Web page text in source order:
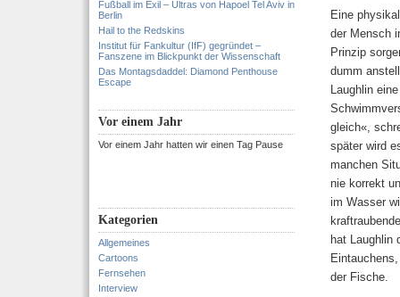
Fußball im Exil – Ultras von Hapoel Tel Aviv in
Berlin
Hail to the Redskins
Institut für Fankultur (IfF) gegründet –
Fanszene im Blickpunkt der Wissenschaft
Das Montagsdaddel: Diamond Penthouse
Escape
Vor einem Jahr
Vor einem Jahr hatten wir einen Tag Pause
Kategorien
Allgemeines
Cartoons
Fernsehen
Interview
Eine
der Mensch
Prinzip
dumm
Laughlin
gleich«,
später wird
manchen
nie korrekt
im Wasser
hat Laughlin
der Fische.